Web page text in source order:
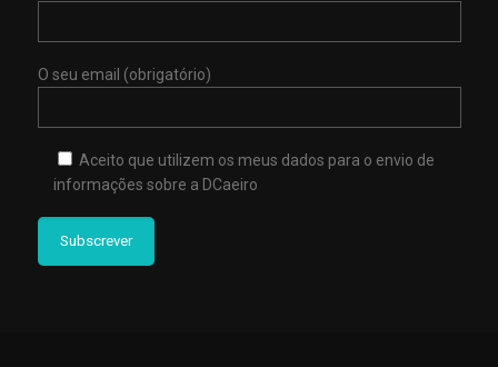
O seu email (obrigatório)
Aceito que utilizem os meus dados para o envio de
informações sobre a DCaeiro